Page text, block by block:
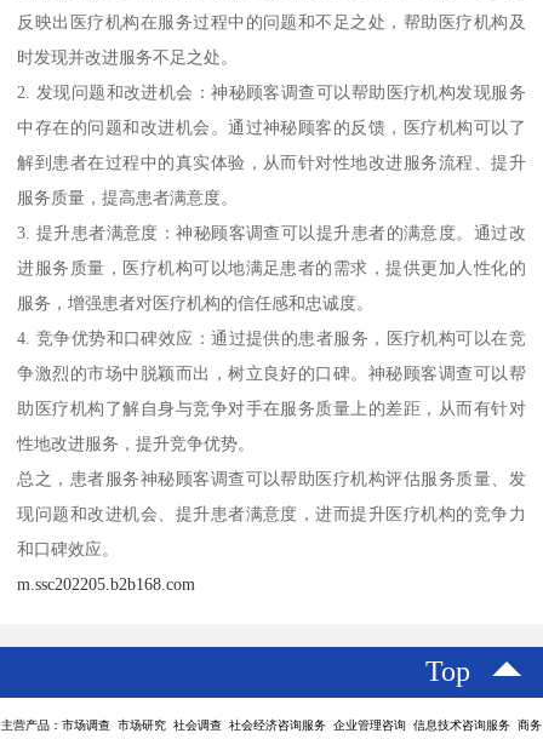
反映出医疗机构在服务过程中的问题和不足之处，帮助医疗机构及
时发现并改进服务不足之处。
2. 发现问题和改进机会：神秘顾客调查可以帮助医疗机构发现服务
中存在的问题和改进机会。通过神秘顾客的反馈，医疗机构可以了
解到患者在过程中的真实体验，从而针对性地改进服务流程、提升
服务质量，提高患者满意度。
3. 提升患者满意度：神秘顾客调查可以提升患者的满意度。通过改
进服务质量，医疗机构可以地满足患者的需求，提供更加人性化的
服务，增强患者对医疗机构的信任感和忠诚度。
4. 竞争优势和口碑效应：通过提供的患者服务，医疗机构可以在竞
争激烈的市场中脱颖而出，树立良好的口碑。神秘顾客调查可以帮
助医疗机构了解自身与竞争对手在服务质量上的差距，从而有针对
性地改进服务，提升竞争优势。
总之，患者服务神秘顾客调查可以帮助医疗机构评估服务质量、发
现问题和改进机会、提升患者满意度，进而提升医疗机构的竞争力
和口碑效应。
m.ssc202205.b2b168.com
Top
主营产品：市场调查 市场研究 社会调查 社会经济咨询服务 企业管理咨询 信息技术咨询服务 商务